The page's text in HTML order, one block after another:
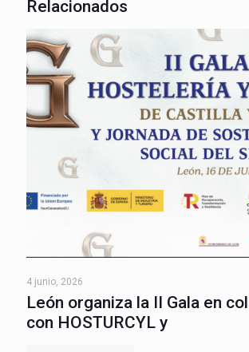
Relacionados
4 junio, 2026
León organiza la II Gala en
con HOSTURCYL y